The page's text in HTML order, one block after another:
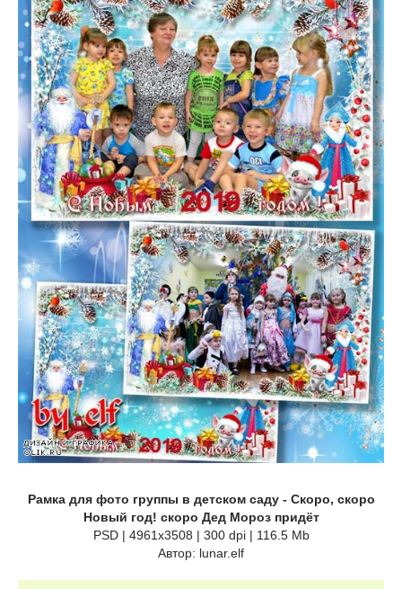
Рамка для фото группы в детском саду - Скоро, скоро
Новый год! скоро Дед Мороз придёт
PSD | 4961x3508 | 300 dpi | 116.5 Mb
Автор: lunar.elf